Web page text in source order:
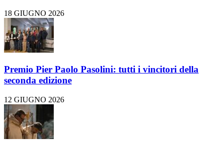
18 GIUGNO 2026
Premio Pier Paolo Pasolini: tutti i vincitori della
seconda edizione
12 GIUGNO 2026